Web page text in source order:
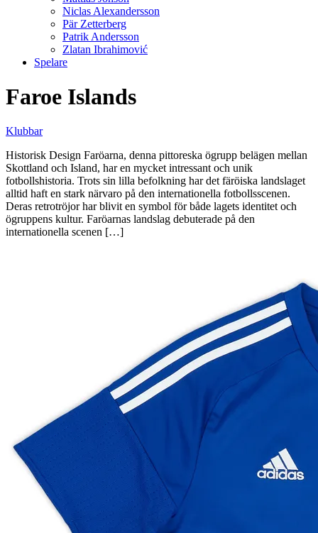
Niclas Alexandersson
Pär Zetterberg
Patrik Andersson
Zlatan Ibrahimović
Spelare
Faroe Islands
Klubbar
Historisk Design Faröarna, denna pittoreska ögrupp belägen mellan
Skottland och Island, har en mycket intressant och unik
fotbollshistoria. Trots sin lilla befolkning har det färöiska landslaget
alltid haft en stark närvaro på den internationella fotbollsscenen.
Deras retrotröjor har blivit en symbol för både lagets identitet och
ögruppens kultur. Faröarnas landslag debuterade på den
internationella scenen […]